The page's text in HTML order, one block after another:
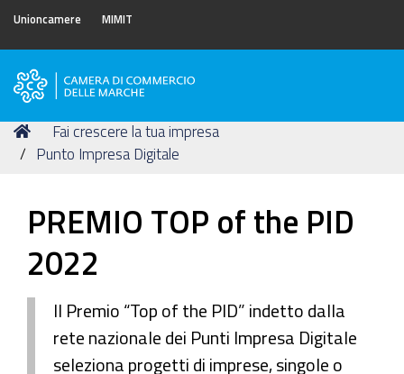
Unioncamere MIMIT
Camera
Commercio
delle
Tu
sei
Home
Fai crescere la tua impresa
Punto Impresa Digitale
PREMIO TOP of the PID
2022
Il Premio “Top of the PID” indetto dalla
rete nazionale dei Punti Impresa Digitale
seleziona progetti di imprese, singole o